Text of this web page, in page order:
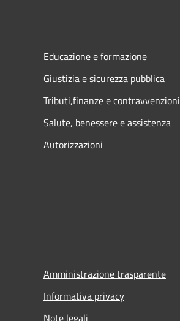
Educazione e formazione
Giustizia e sicurezza pubblica
Tributi,finanze e contravvenzioni
Salute, benessere e assistenza
Autorizzazioni
Amministrazione trasparente
Informativa privacy
Note legali